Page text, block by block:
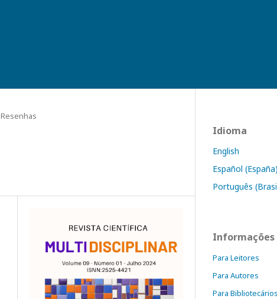
Resenhas
Idioma
English
Español (España)
Português
Informações
Para Leitores
Para Autores
Para Bibliotecários